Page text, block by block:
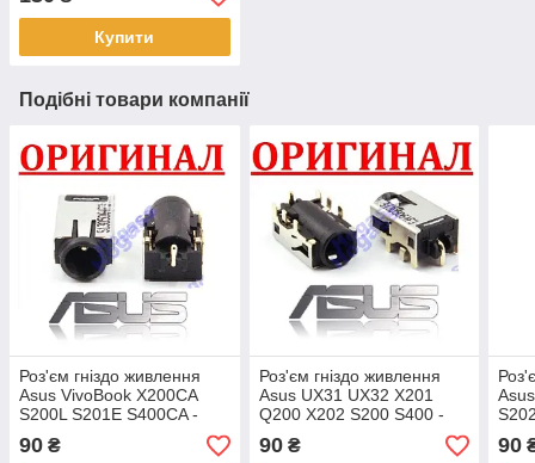
Купити
Подібні товари компанії
Роз'єм гніздо живлення
Asus VivoBook X200CA
S200L S201E S400CA -
90 ₴
Роз'єм гніздо живлення
Asus UX31 UX32 X201
Q200 X202 S200 S400 -
90₴ 90